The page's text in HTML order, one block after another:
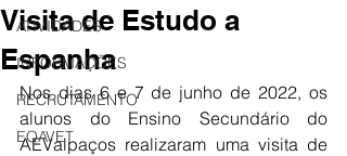
ATIVIDADES
INFORMAÇÕES
RECRUTAMENTO
EQAVET
Visita de Estudo a
Espanha
Nos dias 6 e 7 de junho de 2022, os
alunos do Ensino Secundário do
AEValpaços realizaram uma visita de